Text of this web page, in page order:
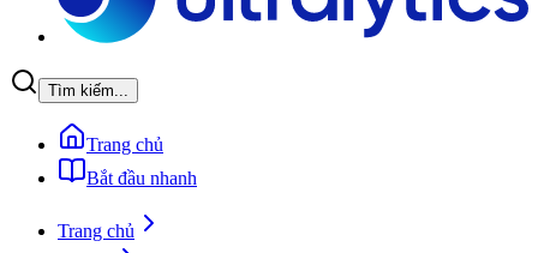
Tìm kiếm...
Trang chủ
Bắt đầu nhanh
Trang chủ